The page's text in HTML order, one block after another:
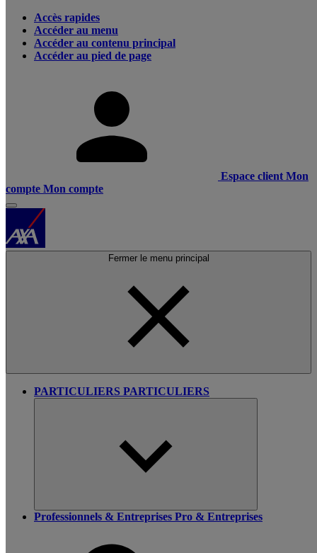
Accès rapides
Accéder au menu
Accéder au contenu principal
Accéder au pied de page
Espace client Mon
compte Mon compte
Fermer le menu principal
PARTICULIERS PARTICULIERS
Professionnels & Entreprises Pro & Entreprises